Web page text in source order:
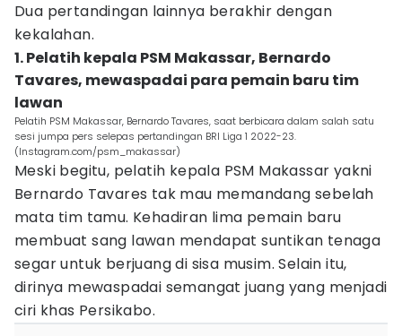
Dua pertandingan lainnya berakhir dengan
kekalahan.
1. Pelatih kepala PSM Makassar, Bernardo
Tavares, mewaspadai para pemain baru tim
lawan
Pelatih PSM Makassar, Bernardo Tavares, saat berbicara dalam salah satu
sesi jumpa pers selepas pertandingan BRI Liga 1 2022-23.
(Instagram.com/psm_makassar)
Meski begitu, pelatih kepala PSM Makassar yakni
Bernardo Tavares tak mau memandang sebelah
mata tim tamu. Kehadiran lima pemain baru
membuat sang lawan mendapat suntikan tenaga
segar untuk berjuang di sisa musim. Selain itu,
dirinya mewaspadai semangat juang yang menjadi
ciri khas Persikabo.